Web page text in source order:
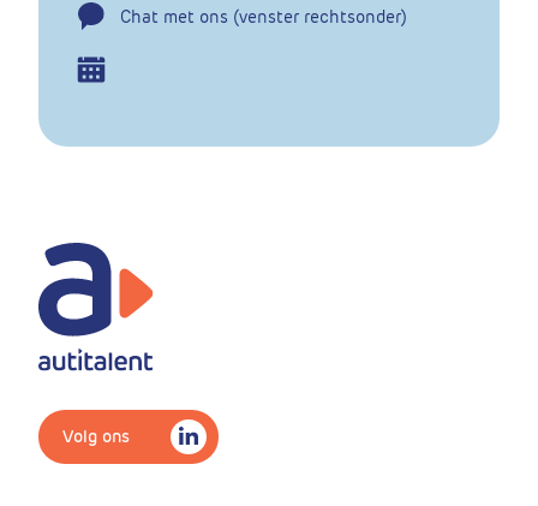
Chat met ons (venster rechtsonder)
Volg ons